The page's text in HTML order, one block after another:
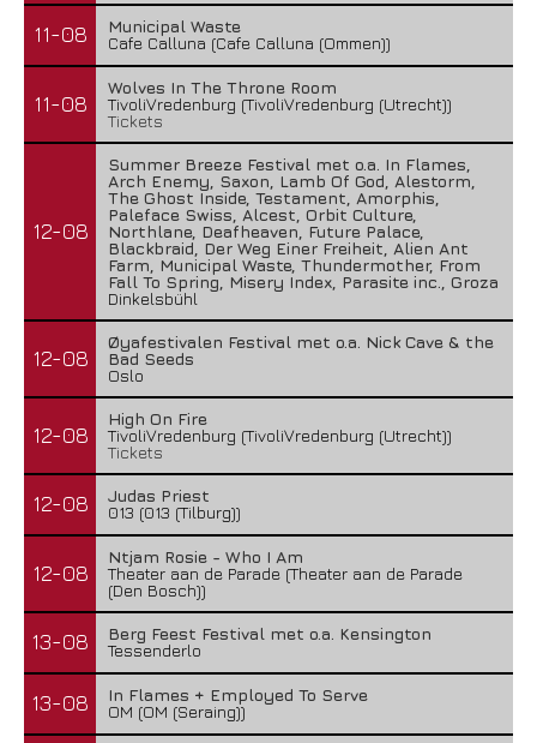
11-08
Municipal Waste
Cafe Calluna (Cafe Calluna (Ommen))
11-08
Wolves In The Throne Room
TivoliVredenburg (TivoliVredenburg (Utrecht))
Tickets
12-08
Summer Breeze Festival met o.a. In Flames,
Arch Enemy, Saxon, Lamb Of God, Alestorm,
The Ghost Inside, Testament, Amorphis,
Paleface Swiss, Alcest, Orbit Culture,
Northlane, Deafheaven, Future Palace,
Blackbraid, Der Weg Einer Freiheit, Alien Ant
Farm, Municipal Waste, Thundermother, From
Fall To Spring, Misery Index, Parasite inc., Groza
Dinkelsbühl
12-08
Øyafestivalen Festival met o.a. Nick Cave & the
Bad Seeds
Oslo
12-08
High On Fire
TivoliVredenburg (TivoliVredenburg (Utrecht))
Tickets
12-08
Judas Priest
013 (013 (Tilburg))
12-08
Ntjam Rosie - Who I Am
Theater aan de Parade (Theater aan de Parade
(Den Bosch))
13-08
Berg Feest Festival met o.a. Kensington
Tessenderlo
13-08
In Flames + Employed To Serve
OM (OM (Seraing))